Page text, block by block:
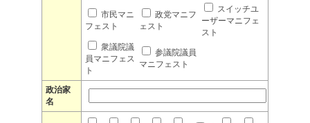
市民マニ
フェスト
政党マニフ
ェスト
スイッチユ
ーザーマニフェ
スト
衆議院議
員マニフェス
ト
参議院議員
マニフェスト
政治家
名